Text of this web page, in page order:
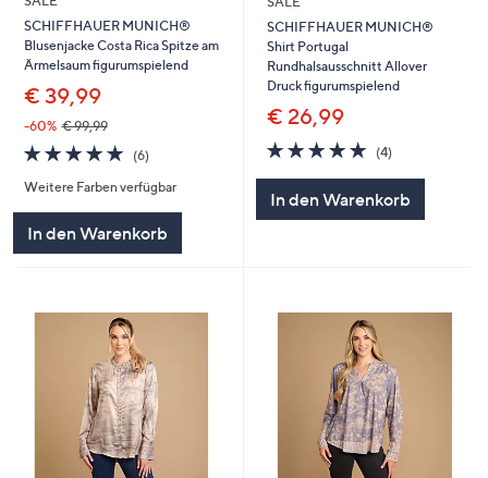
SCHIFFHAUER MUNICH®
Blusenjacke Costa Rica Spitze am
Ärmelsaum figurumspielend
€ 39,99
-60% € 99,99
5.0
von
5
(6)
Weitere Farben verfügbar
In den Warenkorb
SCHIFFHAUER MUNICH®
Shirt Portugal
Rundhalsausschnitt Allover
Druck figurumspielend
€ 26,99
5.0
von
5
(4)
In den Warenkorb